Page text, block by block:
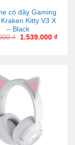
có dây Gaming
Kitty V3 X
– Black
₫ 1.539.000 ₫